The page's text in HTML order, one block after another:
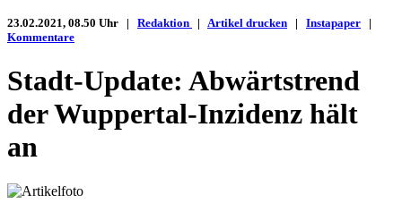
23.02.2021, 08.50 Uhr | Redaktion | Artikel drucken | Instapaper |
Kommentare
Stadt-Update: Abwärtstrend
der Wuppertal-Inzidenz hält
an